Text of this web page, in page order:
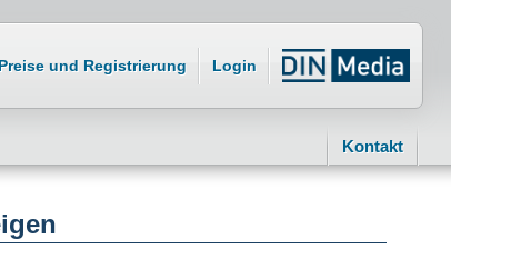
Preise und Registrierung Login
Kontakt